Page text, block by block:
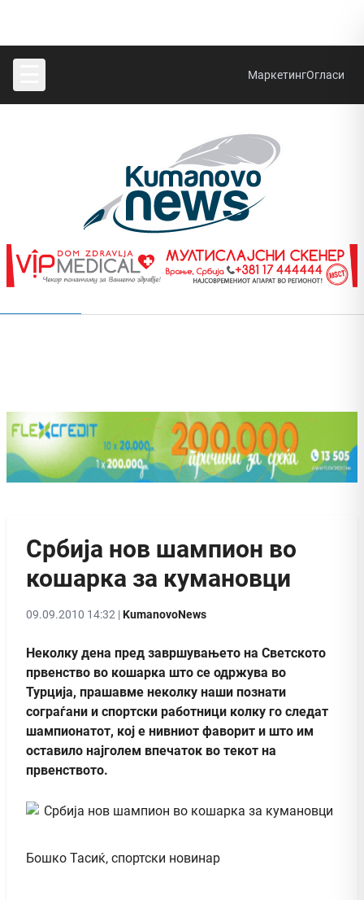
МаркетингОгласи
Србија нов шампион во
кошарка за кумановци
09.09.2010 14:32 |KumanovoNews
Неколку дена пред завршувањето на Светското
првенство во кошарка што се одржува во
Турција, прашавме неколку наши познати
сограѓани и спортски работници колку го следат
шампионатот, кој е нивниот фаворит и што им
оставило најголем впечаток во текот на
првенството.
Бошко Тасиќ, спортски новинар